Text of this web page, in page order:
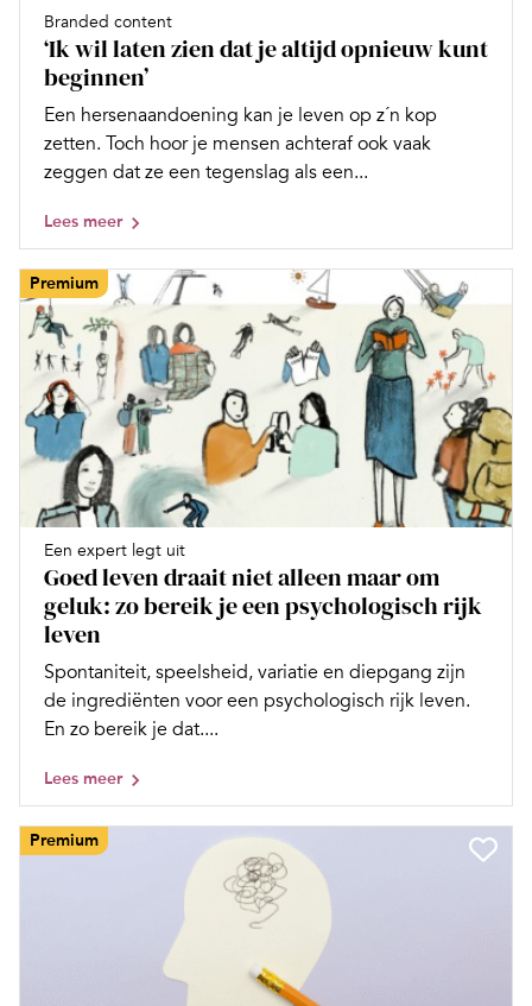
Branded content
‘Ik wil laten zien dat je altijd opnieuw kunt
beginnen’
Een hersenaandoening kan je leven op z´n kop
zetten. Toch hoor je mensen achteraf ook vaak
zeggen dat ze een tegenslag als een...
Lees meer
Premium
Een expert legt uit
Goed leven draait niet alleen maar om
geluk: zo bereik je een psychologisch rijk
leven
Spontaniteit, speelsheid, variatie en diepgang zijn
de ingrediënten voor een psychologisch rijk leven.
En zo bereik je dat....
Lees meer
Premium